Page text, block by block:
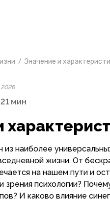
/ Значение и
21 мин
наиболее
жизни. От
на нашем пути и
зрения психологии?
И каково влияние